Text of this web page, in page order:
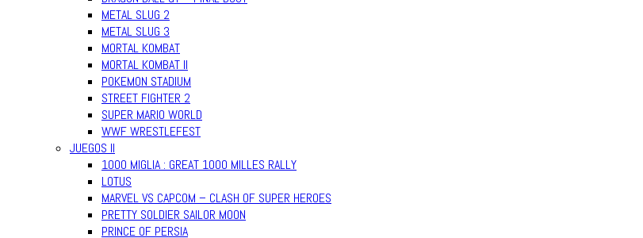
METAL SLUG 2
METAL SLUG 3
MORTAL KOMBAT
MORTAL KOMBAT II
POKEMON STADIUM
STREET FIGHTER 2
SUPER MARIO WORLD
WWF WRESTLEFEST
JUEGOS II
1000 MIGLIA : GREAT 1000 MILLES RALLY
LOTUS
MARVEL VS CAPCOM – CLASH OF SUPER HEROES
PRETTY SOLDIER SAILOR MOON
PRINCE OF PERSIA